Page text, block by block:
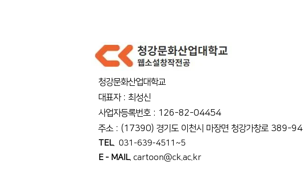
청강문화산업대학교
대표자 : 최성신
사업자등록번호 : 126-82-04454
주소 : (17390) 경기도 이천시 마장면 청강가창로 389-94
TEL. 031-639-4511~5
E - MAIL. cartoon@ck.ac.kr